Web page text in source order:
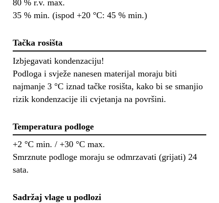
80 % r.v. max.
35 % min. (ispod +20 °C: 45 % min.)
Tačka rosišta
Izbjegavati kondenzaciju!
Podloga i svježe nanesen materijal moraju biti
najmanje 3 °C iznad tačke rosišta, kako bi se smanjio
rizik kondenzacije ili cvjetanja na površini.
Temperatura podloge
+2 °C min. / +30 °C max.
Smrznute podloge moraju se odmrzavati (grijati) 24
sata.
Sadržaj vlage u podlozi